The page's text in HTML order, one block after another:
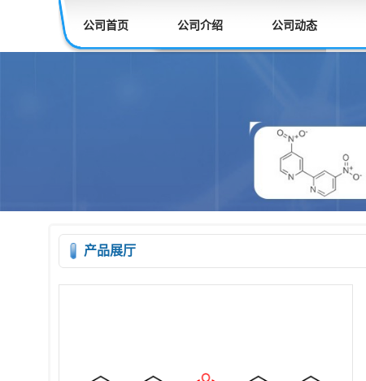
公司首页 公司介绍 公司动态
产品展厅